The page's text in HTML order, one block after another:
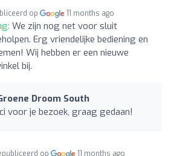
op 11 months ago
We zijn nog net voor sluit
Erg vriendelijke bediening en
Wij hebben er een nieuwe
bij.
Droom South
voor je bezoek, graag gedaan!
op 11 months ago